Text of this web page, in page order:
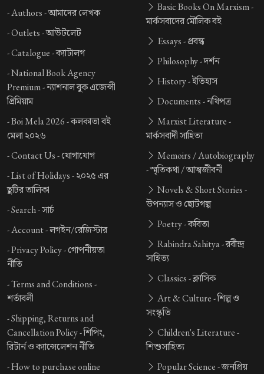
-Authors -আমাদের লেখক
-Outlets -আউটলেট
-Catalogue -ক্যাটালগ
-National Book Agency
Premium -ন্যাশনাল বুক এজেন্সী
প্রিমিয়াম
-Boi Mela 2026 -কলকাতা বই
মেলা ২০২৬
-Contact Us -যোগাযোগ
-List of Holidays -২০২৫ এর
ছুটির তালিকা
-Search -সার্চ
-Account -লগইন/রেজিস্টার
-Privacy Policy -গোপনীয়তা
নীতি
-Terms and Conditions -
শর্তাবলী
-Shipping, Returns and
Cancellation Policy -শিপিং,
রিটার্ন ও ক্যান্সেলেশন নীতি
-How to purchase online
Basic Books On Marxism -
মার্কসবাদের মৌলিক বই
Essays -প্রবন্ধ
Philosophy -দর্শন
History -ইতিহাস
Documents -নথিপত্র
Marxist Literature -
মার্কসবাদী সাহিত্য
Memoirs / Autobiography
-স্মৃতিকথা / আত্মজীবনী
Novels & Short Stories -
উপন্যাস ও ছোটগল্প
Poetry -কবিতা
Rabindra Sahitya -রবীন্দ্র
সাহিত্য
Classics -ক্লাসিক
Art & Culture -শিল্প ও
সংস্কৃতি
Children's Literature -
শিশুসাহিত্য
Popular Science -জনপ্রিয়